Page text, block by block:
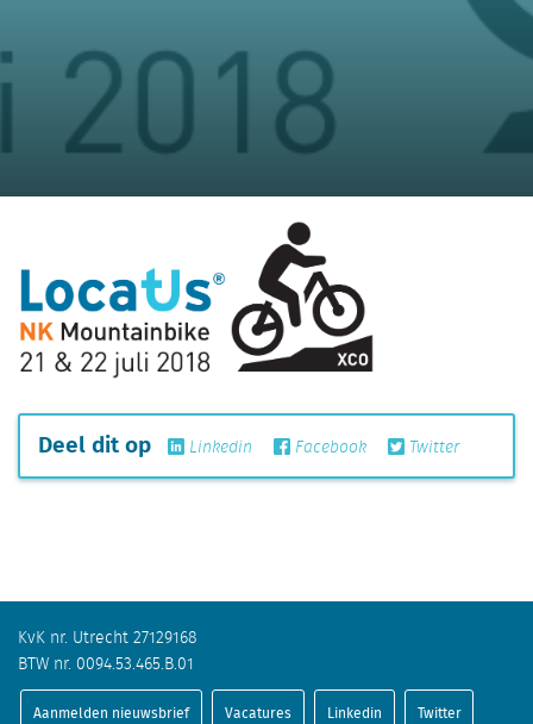
Deel dit op Linkedin Facebook Twitter
KvK nr. Utrecht 27129168
BTW nr. 0094.53.465.B.01
Aanmelden nieuwsbrief Vacatures Linkedin Twitter